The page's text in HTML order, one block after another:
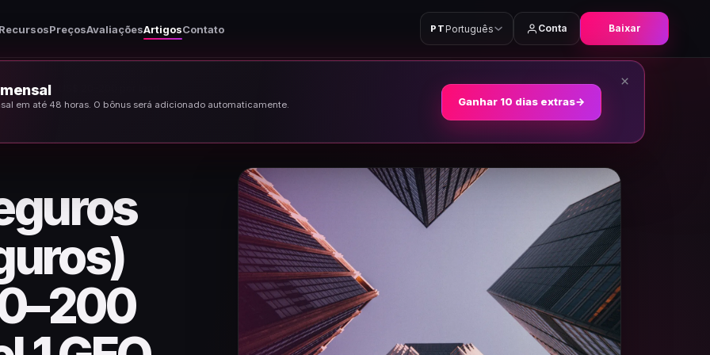
RecursosPreçosAvaliaçõesArtigosContato PTPortuguês Conta Baixar
em até 48 horas. O bônus será adicionado automaticamente. Ganhar 10 dias extras→
×